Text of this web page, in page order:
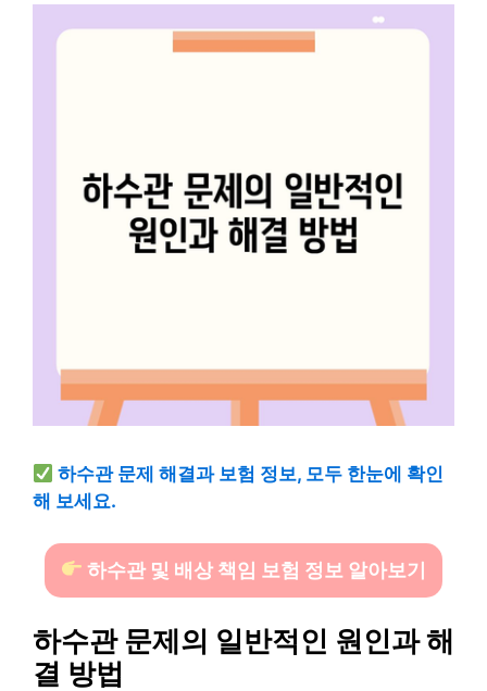
하수관 문제 해결과 보험 정보, 모두 한눈에 확인
해 보세요.
하수관 및 배상 책임 보험 정보 알아보기
하수관 문제의 일반적인 원인과 해
결 방법